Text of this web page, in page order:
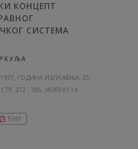
КОНЦЕПТ
СИСТЕМА
1977, ГОДИНА ИЗЛАЖЕЊА: 25,
372 - 385, УКУПНО 14
ЋИР